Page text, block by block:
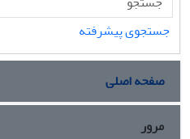
جستجوی پیشرفته
صفحه اصلی
مرور